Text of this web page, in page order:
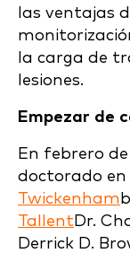
las ventajas
la carga de
lesiones.
Empezar de
En febrero de
doctorado en
Twickenham
TallentDr.
Derrick D.